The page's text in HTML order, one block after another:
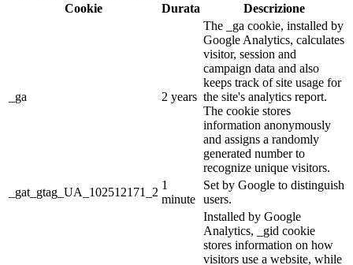
Cookie
Durata Descrizione
_ga 2 years
The _ga cookie, installed by
Google Analytics, calculates
visitor, session and
campaign data and also
keeps track of site usage for
the site's analytics report.
The cookie stores
information anonymously
and assigns a randomly
generated number to
recognize unique visitors.
_gat_gtag_UA_102512171_2
1
minute
Set by Google to distinguish
users.
Installed by Google
Analytics, _gid cookie
stores information on how
visitors use a website, while